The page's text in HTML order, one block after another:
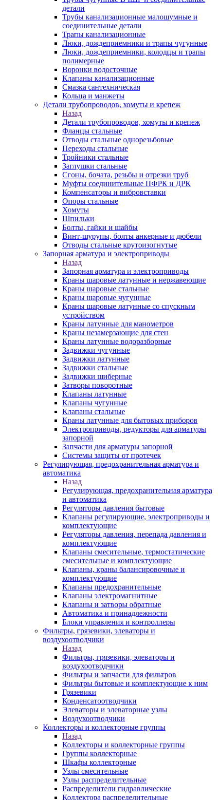
детали
Трубы канализационные малошумные и
соединительные детали
Трапы канализационные
Люки, дождеприемники и трапы чугунные
Люки, дождеприемники, колодцы и трапы
полимерные
Воронки водосточные
Клапаны канализационные
Смазка сантехническая
Кольца и манжеты
Детали трубопроводов, хомуты и крепеж
Назад
Детали трубопроводов, хомуты и крепеж
Фланцы стальные
Отводы стальные однорезьбовые
Переходы стальные
Тройники стальные
Заглушки стальные
Сгоны, бочата, резьбы и отрезки труб
Муфты соединительные ПФРК и ДРК
Компенсаторы и вибровставки
Опоры стальные
Хомуты
Шпильки
Болты, гайки и шайбы
Винт-шурупы, болты анкерные и дюбели
Отводы стальные крутоизогнутые
Запорная арматура и электроприводы
Назад
Запорная арматура и электроприводы
Краны шаровые латунные и нержавеющие
Краны шаровые стальные
Краны шаровые чугунные
Краны шаровые латунные со спускным
устройством
Краны латунные для манометров
Краны незамерзающие для стен
Краны латунные водоразборные
Задвижки чугунные
Задвижки латунные
Задвижки стальные
Задвижки шиберные
Затворы поворотные
Клапаны латунные
Клапаны чугунные
Клапаны стальные
Краны латунные для бытовых приборов
Электроприводы, редукторы для арматуры
запорной
Запчасти для арматуры запорной
Системы защиты от протечек
Регулирующая, предохранительная арматура и
автоматика
Назад
Регулирующая, предохранительная арматура
и автоматика
Регуляторы давления бытовые
Клапаны регулирующие, электроприводы и
комплектующие
Регуляторы давления, перепада давления и
комплектующие
Клапаны смесительные, термостатические
смесительные и комплектующие
Клапаны, краны балансировочные и
комплектующие
Клапаны предохранительные
Клапаны электромагнитные
Клапаны и затворы обратные
Автоматика и принадлежности
Блоки управления и контроллеры
Фильтры, грязевики, элеваторы и
воздухоотводчики
Назад
Фильтры, грязевики, элеваторы и
воздухоотводчики
Фильтры и запчасти для фильтров
Фильтры бытовые и комплектующие к ним
Грязевики
Конденсатоотводчики
Элеваторы и элеваторные узлы
Воздухоотводчики
Коллекторы и коллекторные группы
Назад
Коллекторы и коллекторные группы
Группы коллекторные
Шкафы коллекторные
Узлы смесительные
Узлы распределительные
Распределители гидравлические
Коллектора распределительные